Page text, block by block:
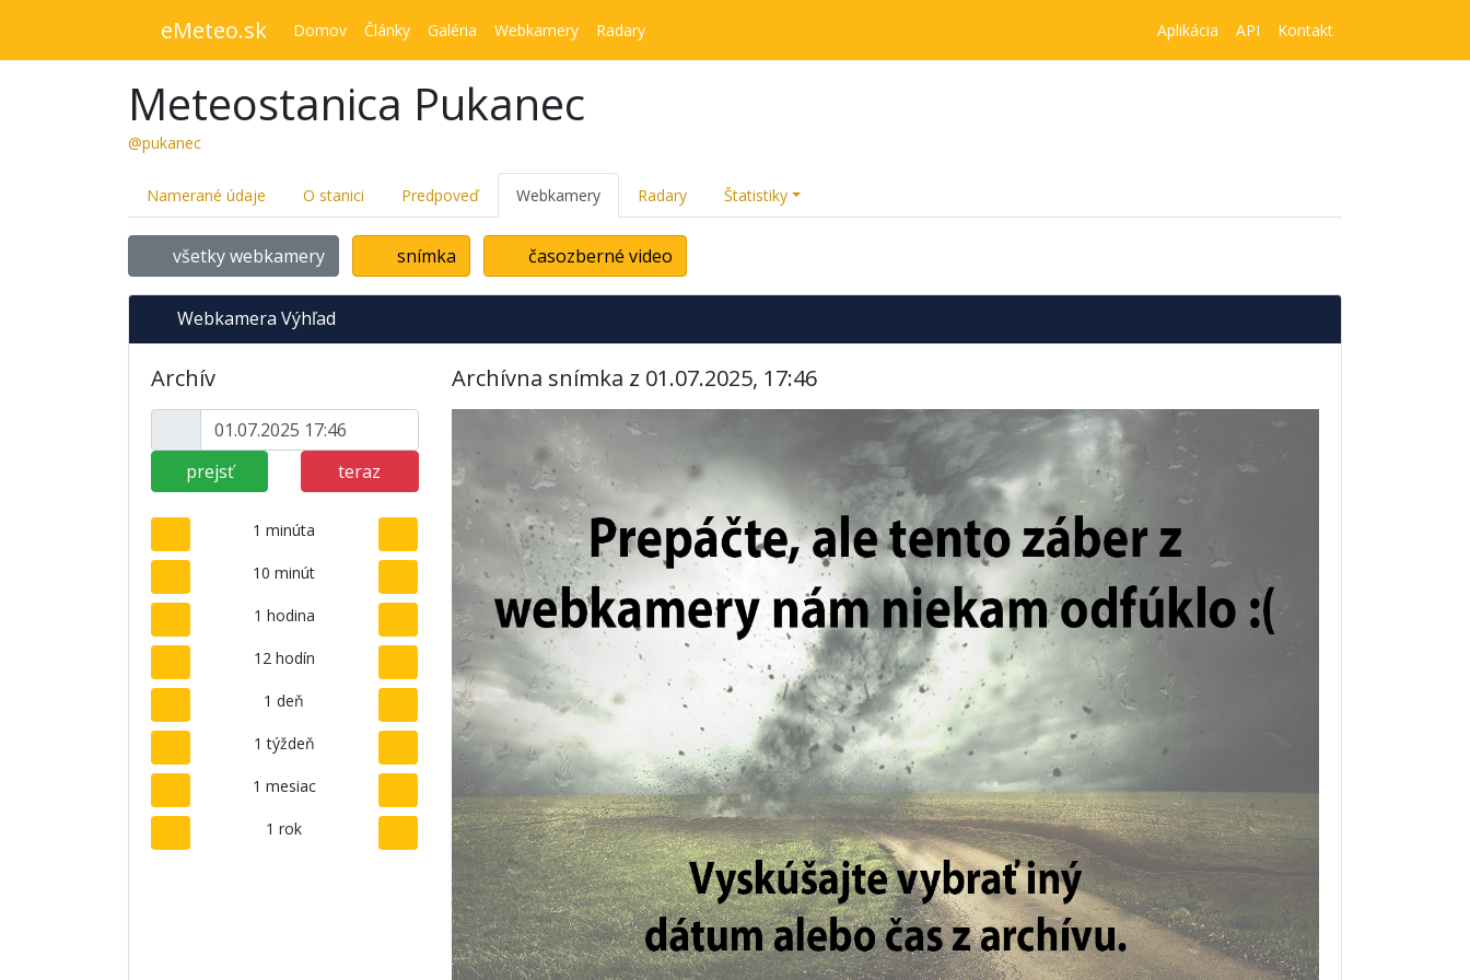
eMeteo.sk Domov Články Galéria Webkamery Radary Aplikácia API Kontakt
Meteostanica Pukanec
@pukanec
Namerané údaje O stanici Predpoveď Webkamery Radary Štatistiky
všetky webkamery snímka časozberné video
Webkamera Výhľad
Archív
prejsť teraz
1 minúta
10 minút
1 hodina
12 hodín
1 deň
1 týždeň
1 mesiac
1 rok
Archívna snímka z 01.07.2025, 17:46